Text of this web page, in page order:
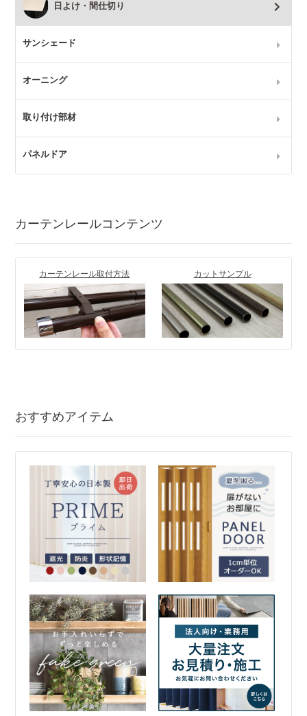
日よけ・間仕切り
サンシェード
オーニング
取り付け部材
パネルドア
カーテンレールコンテンツ
カーテンレール取付方法 カットサンプル
おすすめアイテム